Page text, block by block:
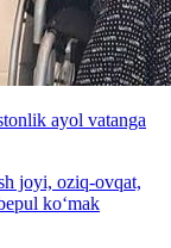
ayol vatanga
joyi, oziq-ovqat,
ko‘mak